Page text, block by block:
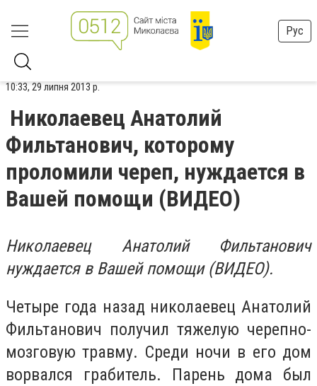
Рус
10:33, 29 липня 2013 р.
Николаевец Анатолий
Фильтанович, которому
проломили череп, нуждается в
Вашей помощи (ВИДЕО)
Николаевец Анатолий Фильтанович
нуждается в Вашей помощи (ВИДЕО).
Четыре года назад николаевец Анатолий
Фильтанович получил тяжелую черепно-
мозговую травму. Среди ночи в его дом
ворвался грабитель. Парень дома был